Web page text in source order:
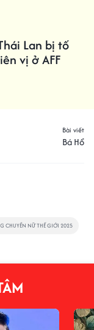
Lan bị tố
vị ở AFF
Bài viết
Bá Hổ
CHUYỀN NỮ THẾ GIỚI 2025